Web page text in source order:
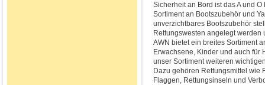
Sicherheit an Bord ist das A und
Sortiment an Bootszubehör und
unverzichtbares Bootszubehör
Rettungswesten angelegt
AWN bietet ein breites Sortiment
Erwachsene, Kinder und auch für
unser Sortiment weiteren
Dazu gehören Rettungsmittel wie
Flaggen, Rettungsinseln und